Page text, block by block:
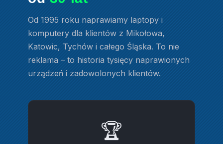
Od 1995 roku naprawiamy laptopy i
komputery dla klientów z Mikołowa,
Katowic, Tychów i całego Śląska. To nie
reklama – to historia tysięcy naprawionych
urządzeń i zadowolonych klientów.
🏆